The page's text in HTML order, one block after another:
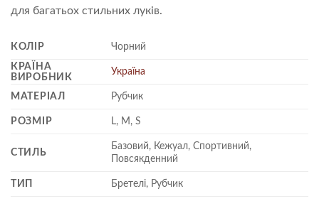
для багатьох стильних луків.
КОЛІР
Чорний
КРАЇНА
ВИРОБНИК
Україна
МАТЕРІАЛ Рубчик
РОЗМІР L, M, S
СТИЛЬ
Базовий, Кежуал, Спортивний,
Повсякденний
ТИП Бретелі, Рубчик